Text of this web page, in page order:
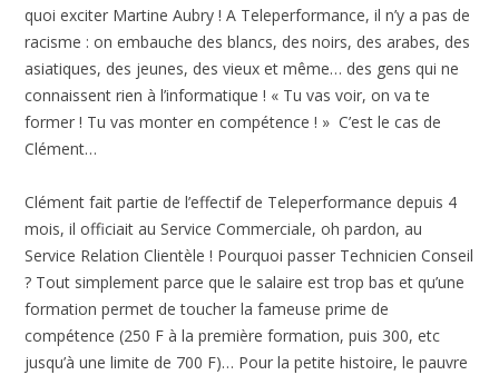
quoi exciter Martine Aubry ! A Teleperformance, il n’y a pas de
racisme : on embauche des blancs, des noirs, des arabes, des
asiatiques, des jeunes, des vieux et même… des gens qui ne
connaissent rien à l’informatique ! « Tu vas voir, on va te
former ! Tu vas monter en compétence ! » C’est le cas de
Clément…
Clément fait partie de l’effectif de Teleperformance depuis 4
mois, il officiait au Service Commerciale, oh pardon, au
Service Relation Clientèle ! Pourquoi passer Technicien Conseil
? Tout simplement parce que le salaire est trop bas et qu’une
formation permet de toucher la fameuse prime de
compétence (250 F à la première formation, puis 300, etc
jusqu’à une limite de 700 F)… Pour la petite histoire, le pauvre